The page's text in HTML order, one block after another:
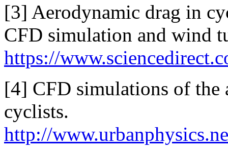
[3] Aerodynamic drag in
CFD simulation and wind
https://
[4] CFD simulations of the
cyclists.
http://